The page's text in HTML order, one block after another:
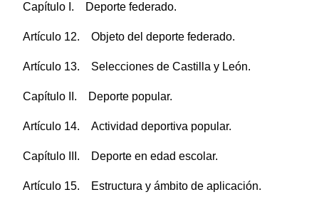
Capítulo I. Deporte federado.
Artículo 12. Objeto del deporte federado.
Artículo 13. Selecciones de Castilla y León.
Capítulo II. Deporte popular.
Artículo 14. Actividad deportiva popular.
Capítulo III. Deporte en edad escolar.
Artículo 15. Estructura y ámbito de aplicación.